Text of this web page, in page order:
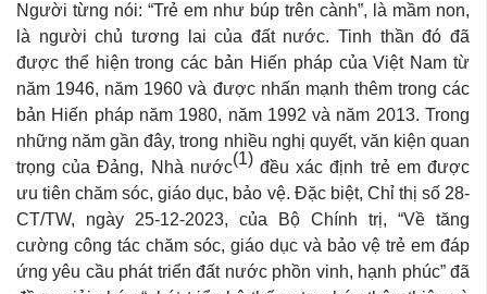
Người từng nói: “Trẻ em như búp trên cành”, là mầm non,
là người chủ tương lai của đất nước. Tinh thần đó đã
được thể hiện trong các bản Hiến pháp của Việt Nam từ
năm 1946, năm 1960 và được nhấn mạnh thêm trong các
bản Hiến pháp năm 1980, năm 1992 và năm 2013. Trong
những năm gần đây, trong nhiều nghị quyết, văn kiện quan
trọng của Đảng, Nhà nước(1)đều xác định trẻ em được
ưu tiên chăm sóc, giáo dục, bảo vệ. Đặc biệt, Chỉ thị số 28-
CT/TW, ngày 25-12-2023, của Bộ Chính trị, “Về tăng
cường công tác chăm sóc, giáo dục và bảo vệ trẻ em đáp
ứng yêu cầu phát triển đất nước phồn vinh, hạnh phúc” đã